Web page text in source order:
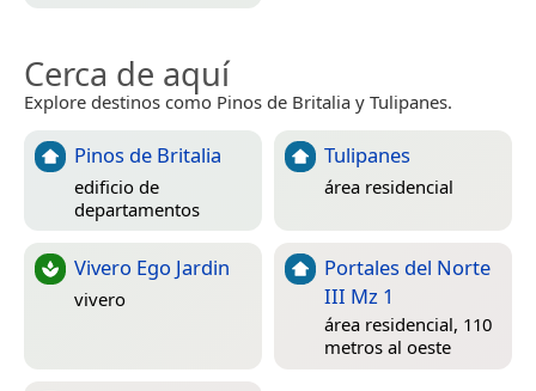
Cerca de aquí
Explore destinos como Pinos de Britalia y Tulipanes.
Pinos de Britalia
edificio de
departamentos
Tulipanes
área residencial
Vivero Ego Jardin
vivero
Portales del Norte
III Mz 1
área residencial, 110
metros al oeste